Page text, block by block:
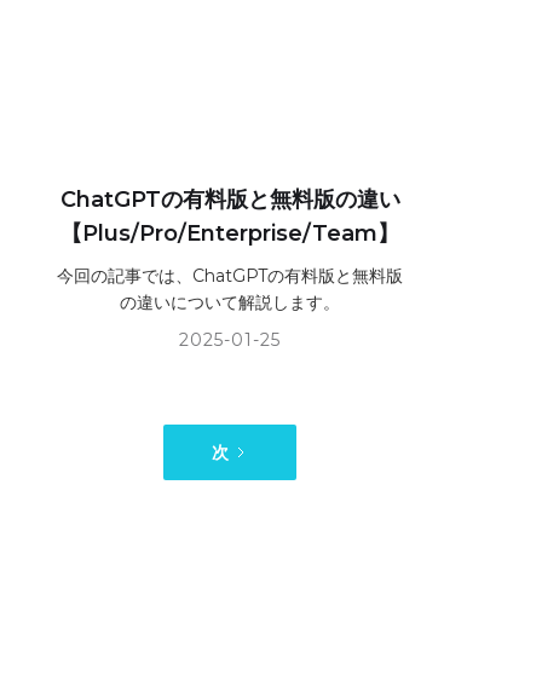
ChatGPTの有料版と無料版の違い
【Plus/Pro/Enterprise/Team】
今回の記事では、ChatGPTの有料版と無料版
の違いについて解説します。
2025-01-25
次